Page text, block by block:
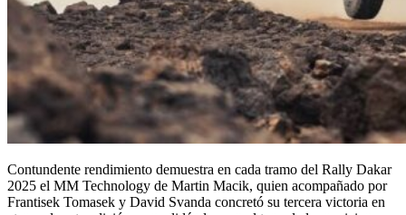
Contundente rendimiento demuestra en cada tramo del Rally Dakar
2025 el MM Technology de Martin Macik, quien acompañado por
Frantisek Tomasek y David Svanda concretó su tercera victoria en